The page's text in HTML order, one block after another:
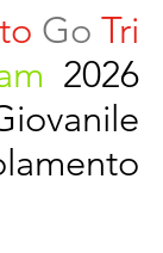
Go Tri
2026